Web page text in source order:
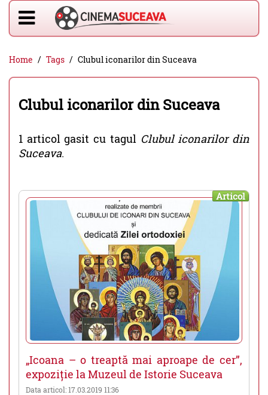
Home Tags Clubul iconarilor din Suceava
Clubul iconarilor din Suceava
1 articol gasit cu tagul Clubul iconarilor din
Suceava.
Articol
„Icoana – o treaptă mai aproape de cer”,
expoziție la Muzeul de Istorie Suceava
Data articol: 17.03.2019 11:36